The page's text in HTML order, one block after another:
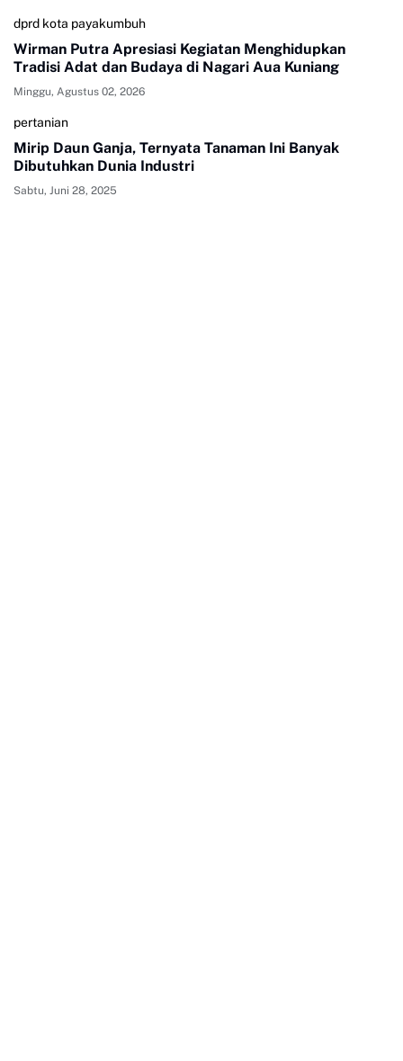
dprd kota payakumbuh
Wirman Putra Apresiasi Kegiatan Menghidupkan
Tradisi Adat dan Budaya di Nagari Aua Kuniang
Minggu, Agustus 02, 2026
pertanian
Mirip Daun Ganja, Ternyata Tanaman Ini Banyak
Dibutuhkan Dunia Industri
Sabtu, Juni 28, 2025